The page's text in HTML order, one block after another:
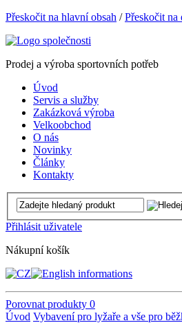
Přeskočit na hlavní obsah /Přeskočit na
Prodej a výroba sportovních potřeb
Úvod
Servis a služby
Zakázková výroba
Velkoobchod
O nás
Novinky
Články
Kontakty
Přihlásit uživatele
Nákupní košík
Porovnat produkty 0
Úvod Vybavení pro lyžaře a vše pro